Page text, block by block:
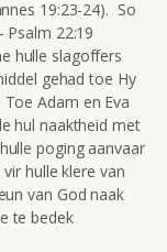
19:23-24). So
22:19
hulle slagoffers
gehad toe Hy
Adam en Eva
hul naaktheid met
poging aanvaar
hulle klere van
van God naak
te bedek